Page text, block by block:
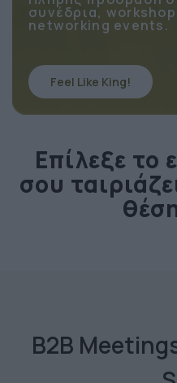
Πλήρης πρόσβαση
συνέδρια, workshops
Feel Like King!
Επίλεξε το
σου
B2B